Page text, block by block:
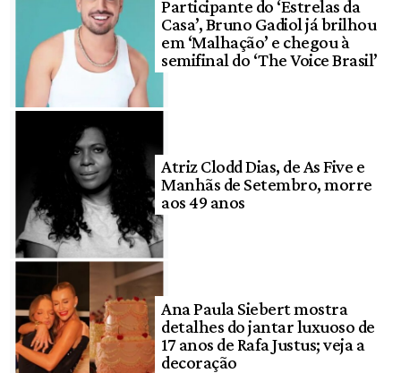
Participante do ‘Estrelas da
Casa’, Bruno Gadiol já brilhou
em ‘Malhação’ e chegou à
semifinal do ‘The Voice Brasil’
Atriz Clodd Dias, de As Five e
Manhãs de Setembro, morre
aos 49 anos
Ana Paula Siebert mostra
detalhes do jantar luxuoso de
17 anos de Rafa Justus; veja a
decoração